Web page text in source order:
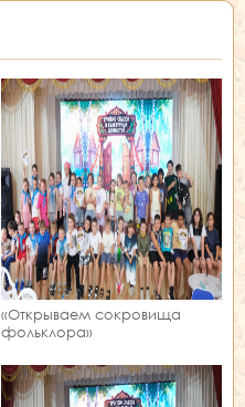
«Открываем сокровища
фольклора»